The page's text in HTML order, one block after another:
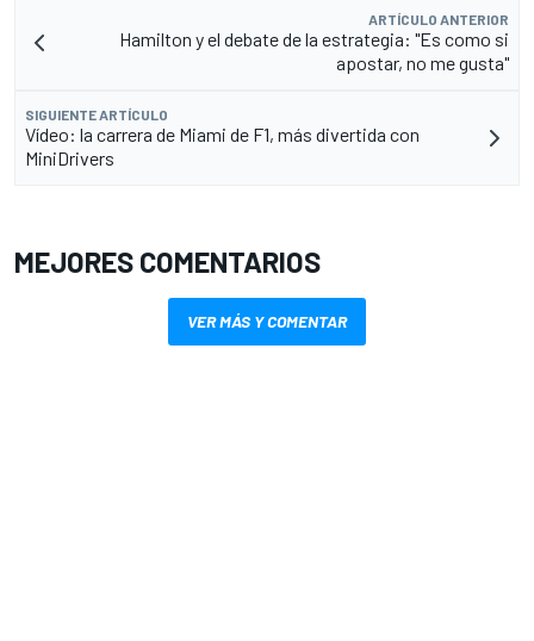
ARTÍCULO ANTERIOR
Hamilton y el debate de la estrategia: "Es como si
apostar, no me gusta"
SIGUIENTE ARTÍCULO
Vídeo: la carrera de Miami de F1, más divertida con
MiniDrivers
MEJORES COMENTARIOS
VER MÁS Y COMENTAR